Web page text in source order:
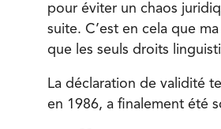
pour éviter un chaos
suite. C’est en cela que
que les seuls droits
La déclaration de validité
en 1986, a finalement été